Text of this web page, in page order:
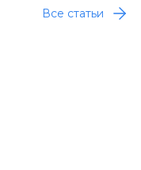
Все статьи